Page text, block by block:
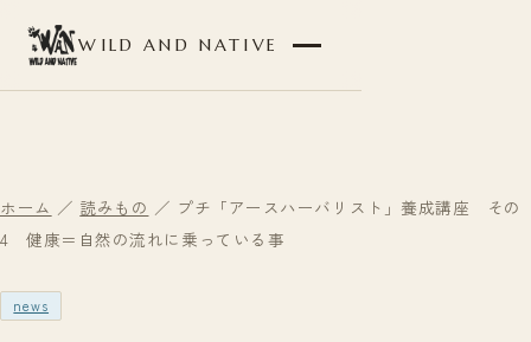
WILD AND NATIVE
ホーム ／ 読みもの ／ プチ「アースハーバリスト」養成講座 その
4 健康＝自然の流れに乗っている事
news